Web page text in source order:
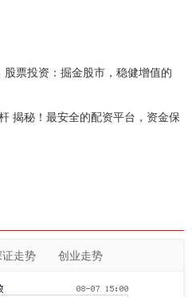
票投资：掘金股市，稳健增值的
揭秘！最安全的配资平台，资金保
证走势 创业走势